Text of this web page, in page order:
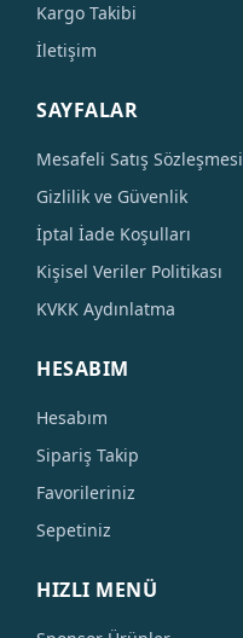
Kargo Takibi
İletişim
SAYFALAR
Mesafeli Satış Sözleşmesi
Gizlilik ve Güvenlik
İptal İade Koşulları
Kişisel Veriler Politikası
KVKK Aydınlatma
HESABIM
Hesabım
Sipariş Takip
Favorileriniz
Sepetiniz
HIZLI MENÜ